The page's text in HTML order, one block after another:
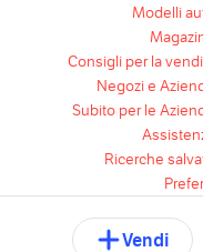
Modelli
Consigli per la
Negozi e
Subito per le
Ricerche
Vendi